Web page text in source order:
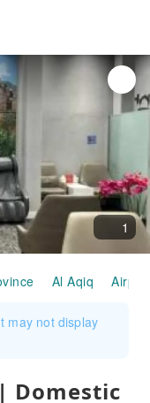
1
Al Aqiq
may not display
| Domestic